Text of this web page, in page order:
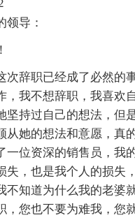
领导：
次辞职已经成了必然的
，我不想辞职，我喜欢
坚持过自己的想法，但
从她的想法和意愿，真
一位资深的销售员，我
失，也是我个人的损失
不知道为什么我的老婆
，您也不要为难我，您